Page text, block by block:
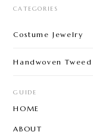
CATEGORIES
Costume Jewelry
Handwoven Tweed
GUIDE
HOME
ABOUT